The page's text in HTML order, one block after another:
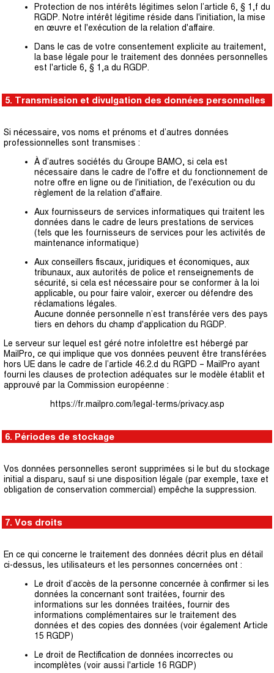
Protection de nos intérêts légitimes selon l’article 6, § 1,f du
RGDP. Notre intérêt légitime réside dans l'initiation, la mise
en œuvre et l'exécution de la relation d'affaire.
Dans le cas de votre consentement explicite au traitement,
la base légale pour le traitement des données personnelles
est l'article 6, § 1,a du RGDP.
5. Transmission et divulgation des données personnelles
Si nécessaire, vos noms et prénoms et d’autres données
professionnelles sont transmises :
À d’autres sociétés du Groupe BAMO, si cela est
nécessaire dans le cadre de l'offre et du fonctionnement de
notre offre en ligne ou de l'initiation, de l'exécution ou du
règlement de la relation d'affaire.
Aux fournisseurs de services informatiques qui traitent les
données dans le cadre de leurs prestations de services
(tels que les fournisseurs de services pour les activités de
maintenance informatique)
Aux conseillers fiscaux, juridiques et économiques, aux
tribunaux, aux autorités de police et renseignements de
sécurité, si cela est nécessaire pour se conformer à la loi
applicable, ou pour faire valoir, exercer ou défendre des
réclamations légales.
Aucune donnée personnelle n’est transférée vers des pays
tiers en dehors du champ d'application du RGDP.
Le serveur sur lequel est géré notre infolettre est hébergé par
MailPro, ce qui implique que vos données peuvent être transférées
hors UE dans le cadre de l’article 46.2.d du RGPD – MailPro ayant
fourni les clauses de protection adéquates sur le modèle établit et
approuvé par la Commission européenne :
https://fr.mailpro.com/legal-terms/privacy.asp
6. Périodes de stockage
Vos données personnelles seront supprimées si le but du stockage
initial a disparu, sauf si une disposition légale (par exemple, taxe et
obligation de conservation commercial) empêche la suppression.
7. Vos droits
En ce qui concerne le traitement des données décrit plus en détail
ci-dessus, les utilisateurs et les personnes concernées ont :
Le droit d’accès de la personne concernée à confirmer si les
données la concernant sont traitées, fournir des
informations sur les données traitées, fournir des
informations complémentaires sur le traitement des
données et des copies des données (voir également Article
15 RGDP)
Le droit de Rectification de données incorrectes ou
incomplètes (voir aussi l'article 16 RGDP)